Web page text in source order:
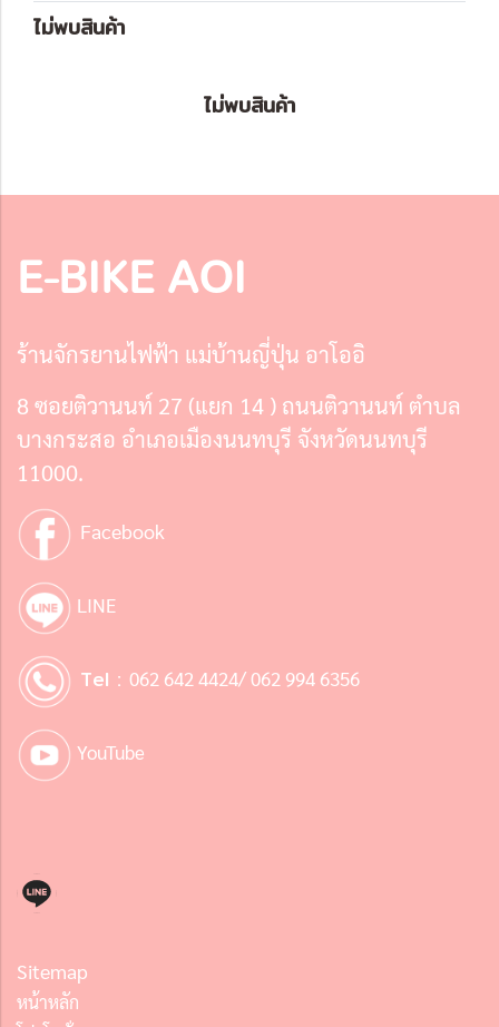
ไม่พบสินค้า
ไม่พบสินค้า
E-BIKE AOI
ร้านจักรยานไฟฟ้า แม่บ้านญี่ปุ่น อาโออิ
8 ซอยติวานนท์ 27 (แยก 14 ) ถนนติวานนท์ ตำบล
บางกระสอ อำเภอเมืองนนทบุรี จังหวัดนนทบุรี
11000.
Facebook
LINE
Tel : 062 642 4424/ 062 994 6356
YouTube
Sitemap
หน้าหลัก